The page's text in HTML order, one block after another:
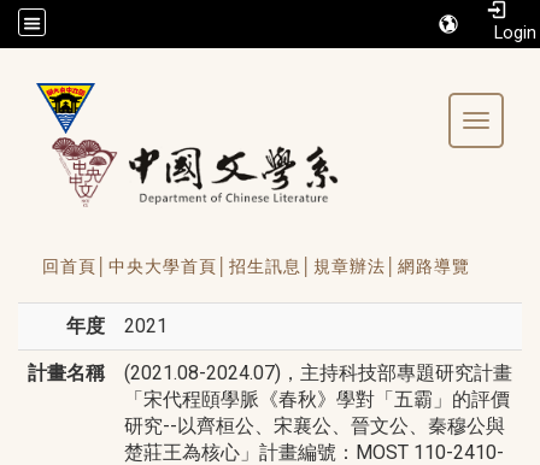
/accesskey"" title="Toolbar">:::
Toggle
回首頁│ 中央大學首頁│ 招生訊息│ 規章辦法│ 網路導覽
年度 2021
計畫名稱
(2021.08-2024.07)，主持科技部專題研究計畫
「宋代程頤學脈《春秋》學對「五霸」的評價
研究--以齊桓公、宋襄公、晉文公、秦穆公與
楚莊王為核心」計畫編號：MOST 110-2410-